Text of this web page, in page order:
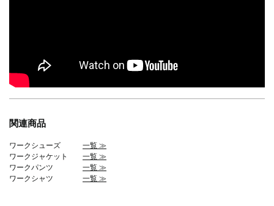
関連商品
ワークシューズ 一覧 ≫
ワークジャケット 一覧 ≫
ワークパンツ 一覧 ≫
ワークシャツ 一覧 ≫